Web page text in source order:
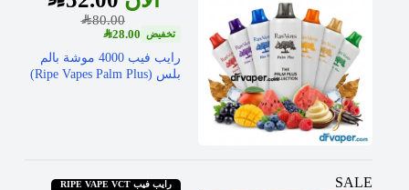
SAR80.00
SAR28.00
رايب فيب 4000 موشة بالم
بلس (Ripe Vapes Palm Plus)
SALE رايب فيب RIPE VAPE VCT